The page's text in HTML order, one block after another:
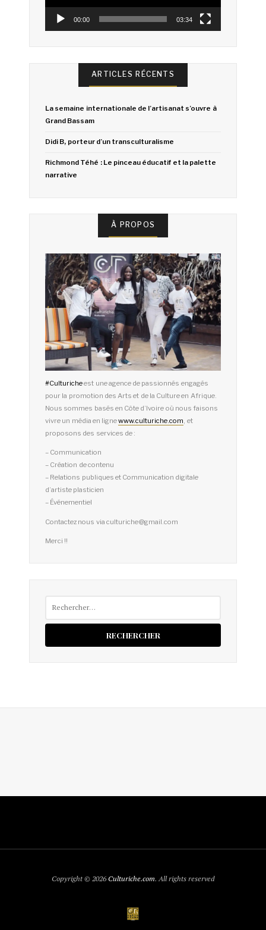
00:00 03:34
ARTICLES RÉCENTS
La semaine internationale de l’artisanat s’ouvre à
Grand Bassam
Didi B, porteur d’un transculturalisme
Richmond Téhé : Le pinceau éducatif et la palette
narrative
À PROPOS
#Culturicheest une agence de passionnés engagés
pour la promotion des Arts et de la Culture en Afrique.
Nous sommes basés en Côte d’Ivoire où nous faisons
vivre un média en lignewww.culturiche.com, et
proposons des services de :
– Communication
– Création de contenu
– Relations publiques et Communication digitale
d’artiste plasticien
– Événementiel
Contactez nous via culturiche@gmail.com
Merci !!
Copyright © 2026Culturiche.com. All rights reserved